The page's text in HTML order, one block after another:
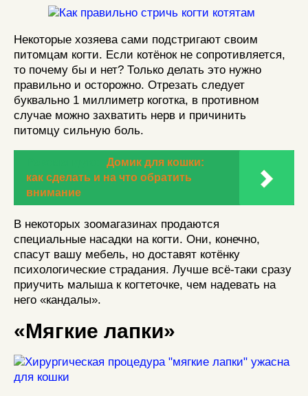
Некоторые хозяева сами подстригают своим
питомцам когти. Если котёнок не сопротивляется,
то почему бы и нет? Только делать это нужно
правильно и осторожно. Отрезать следует
буквально 1 миллиметр коготка, в противном
случае можно захватить нерв и причинить
питомцу сильную боль.
Домик для кошки:
как сделать и на что обратить
внимание
В некоторых зоомагазинах продаются
специальные насадки на когти. Они, конечно,
спасут вашу мебель, но доставят котёнку
психологические страдания. Лучше всё-таки сразу
приучить малыша к когтеточке, чем надевать на
него «кандалы».
«Мягкие лапки»